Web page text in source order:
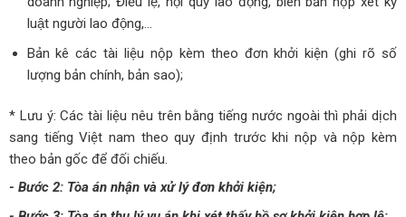
luật người lao động,...
Bản kê các tài liệu nộp kèm theo đơn khởi kiện (ghi rõ số
lượng bản chính, bản sao);
* Lưu ý: Các tài liệu nêu trên bằng tiếng nước ngoài thì phải dịch
sang tiếng Việt nam theo quy định trước khi nộp và nộp kèm
theo bản gốc để đối chiếu.
- Bước 2: Tòa án nhận và xử lý đơn khởi kiện;